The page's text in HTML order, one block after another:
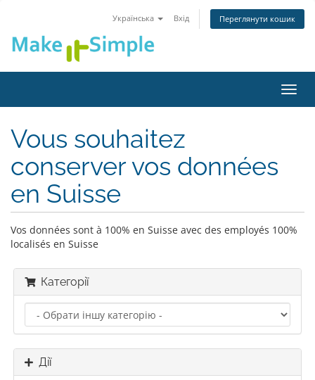
Українська Вхід Переглянути кошик
Vous souhaitez
conserver vos données
en Suisse
Vos données sont à 100% en Suisse avec des employés 100%
localisés en Suisse
Категорії
Дії